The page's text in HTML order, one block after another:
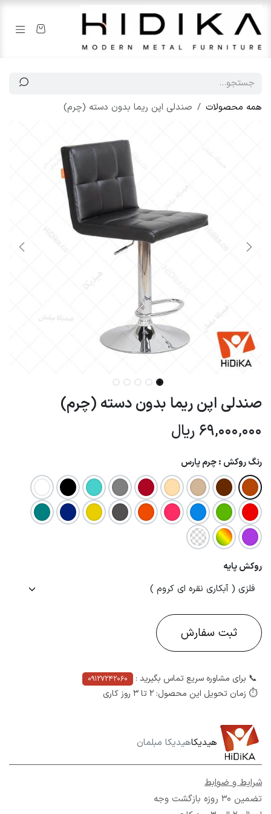
صرف نظر و مشاهده محتوا
همه محصولات صندلی اپن ریما بدون دسته (چرم)
صندلی اپن ریما بدون دسته (چرم)
69,000,000 ریال
رنگ روکش : چرم پارس
روکش پایه
ثبت سفارش​
📞 برای مشاوره سریع تماس بگیرید : 09127242060
⏱ زمان تحویل این محصول: 2 تا 3 روز کاری
هیدیکاهیدیکا مبلمان
شرایط و ضوابط
تضمین 30 روزه بازگشت وجه